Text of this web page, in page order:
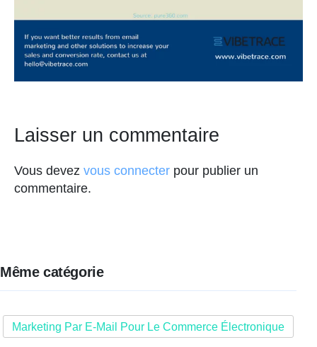
Laisser un commentaire
Vous devez vous connecter pour publier un
commentaire.
Même catégorie
Marketing Par E-Mail Pour Le Commerce Électronique